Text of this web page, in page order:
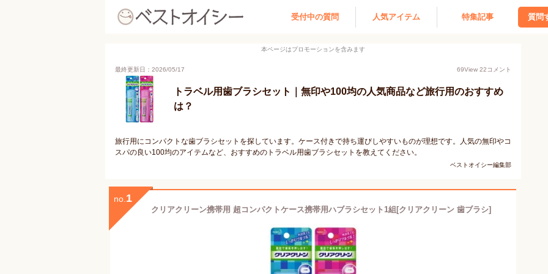
受付中の質問 人気アイテム 特集記事 質問
本ページはプロモーションを含みます
最終更新日：2026/05/17 69View 22コメント
トラベル用歯ブラシセット｜無印や100均の人気商品など旅行用のおすすめ
は？
旅行用にコンパクトな歯ブラシセットを探しています。ケース付きで持ち運びしやすいものが理想です。人気の無印やコ
スパの良い100均のアイテムなど、おすすめのトラベル用歯ブラシセットを教えてください。
ベストオイシー編集部
no. 1
クリアクリーン携帯用 超コンパクトケース携帯用ハブラシセット1組[クリアクリーン 歯ブラシ]